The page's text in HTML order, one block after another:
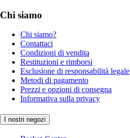
Chi siamo
Chi siamo?
Contattaci
Condizioni di vendita
Restituzioni e rimborsi
Esclusione di responsabilità legale
Metodi di pagamento
Prezzi e opzioni di consegna
Informativa sulla privacy
I nostri negozi